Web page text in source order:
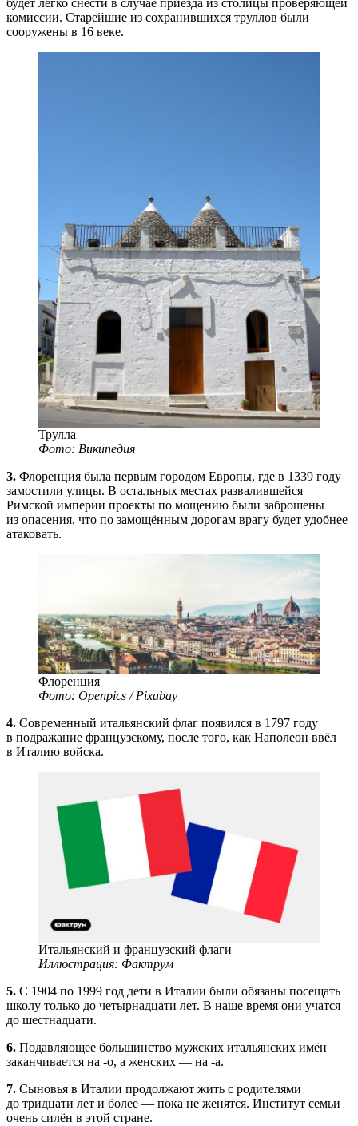
комиссии. Старейшие из сохранившихся труллов были
сооружены в 16 веке.
Трулла
Фото: Википедия
3. Флоренция была первым городом Европы, где в 1339 году
замостили улицы. В остальных местах развалившейся
Римской империи проекты по мощению были заброшены
из опасения, что по замощённым дорогам врагу будет удобнее
атаковать.
Флоренция
Фото: Openpics / Pixabay
4. Современный итальянский флаг появился в 1797 году
в подражание французскому, после того, как Наполеон ввёл
в Италию войска.
Итальянский и французский флаги
Иллюстрация: Фактрум
5. С 1904 по 1999 год дети в Италии были обязаны посещать
школу только до четырнадцати лет. В наше время они учатся
до шестнадцати.
6. Подавляющее большинство мужских итальянских имён
заканчивается на -о, а женских — на -а.
7. Сыновья в Италии продолжают жить с родителями
до тридцати лет и более — пока не женятся. Институт семьи
очень силён в этой стране.